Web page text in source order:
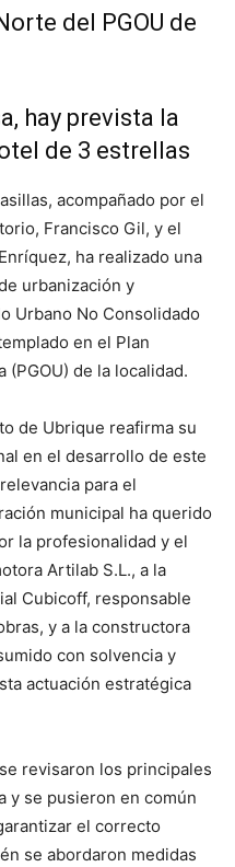
del PGOU de
hay prevista la
de 3 estrellas
acompañado por el
Francisco Gil, y el
ha realizado una
urbanización y
Urbano No Consolidado
en el Plan
(PGOU) de la localidad.
de Ubrique reafirma su
en el desarrollo de este
para el
municipal ha querido
la profesionalidad y el
Artilab S.L., a la
Cubicoff, responsable
y a la constructora
con solvencia y
actuación estratégica
revisaron los principales
y se pusieron en común
el correcto
se abordaron medidas